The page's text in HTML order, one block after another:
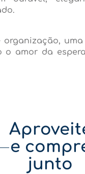
organização,
o amor da
e
junto